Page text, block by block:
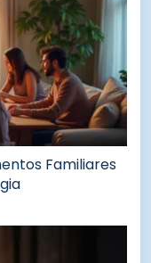
Familiares